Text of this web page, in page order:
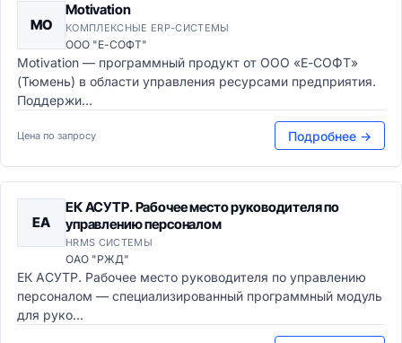
MO
Motivation
КОМПЛЕКСНЫЕ ERP-СИСТЕМЫ
ООО "Е-СОФТ"
Motivation — программный продукт от ООО «Е-СОФТ»
(Тюмень) в области управления ресурсами предприятия.
Поддержи...
Цена по запросу Подробнее →
ЕА
ЕК АСУТР. Рабочее место руководителя по
управлению персоналом
HRMS СИСТЕМЫ
ОАО "РЖД"
ЕК АСУТР. Рабочее место руководителя по управлению
персоналом — специализированный программный модуль
для руко...